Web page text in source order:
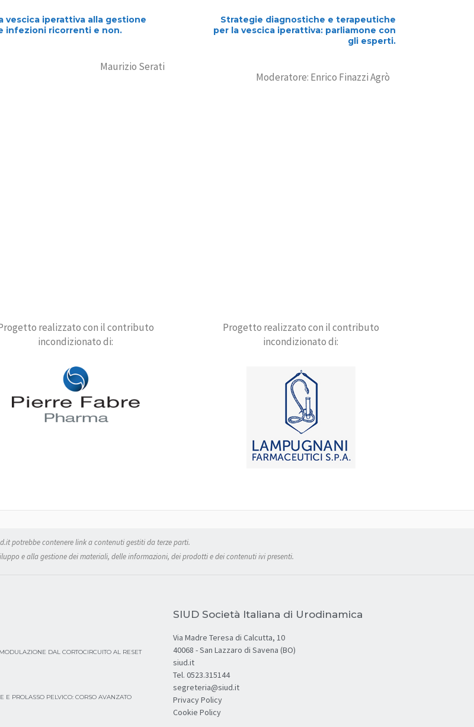
vescica iperattiva alla gestione
infezioni ricorrenti e non.
Maurizio Serati
Strategie diagnostiche e terapeutiche
per la vescica iperattiva: parliamone con
gli esperti.
Moderatore: Enrico Finazzi Agrò
realizzato con il contributo
incondizionato di:
Progetto realizzato con il contributo
incondizionato di:
potrebbe contenere link a contenuti gestiti da terze parti.
e alla gestione dei materiali, delle informazioni, dei prodotti e dei contenuti ivi presenti.
DAL CORTOCIRCUITO AL RESET
PROLASSO PELVICO: CORSO AVANZATO
SIUD Società Italiana di Urodinamica
Via Madre Teresa di Calcutta, 10
40068 - San Lazzaro di Savena (BO)
siud.it
Tel. 0523.315144
segreteria@siud.it
Privacy Policy
Cookie Policy